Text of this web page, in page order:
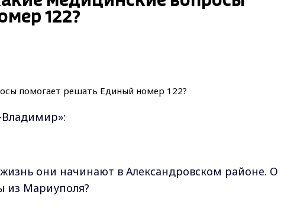
122?
они начинают в Александровском районе. О
из Мариуполя?